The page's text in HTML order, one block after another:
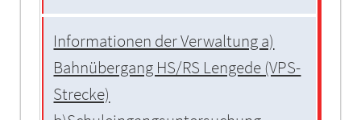
Informationen der Verwaltung a)
Bahnübergang HS/RS Lengede (VPS-
Strecke)